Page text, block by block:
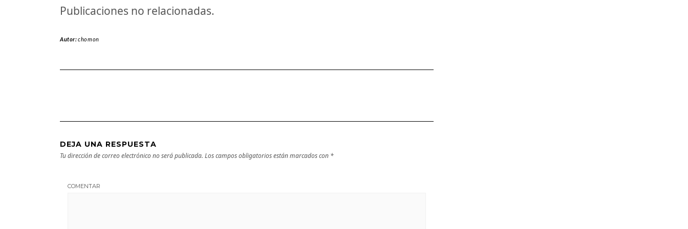
Publicaciones no relacionadas.
Autor:chomon
DEJA UNA RESPUESTA
Tu dirección de correo electrónico no será publicada. Los campos obligatorios están marcados con *
COMENTAR